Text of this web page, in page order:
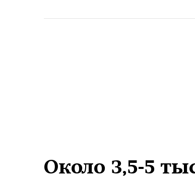
Около 3,5-5